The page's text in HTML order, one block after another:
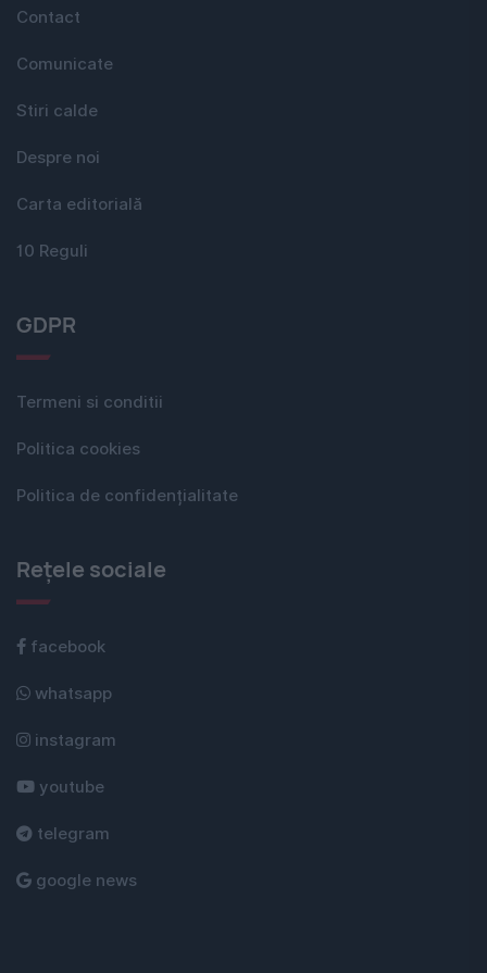
Contact
Comunicate
Stiri calde
Despre noi
Carta editorială
10 Reguli
GDPR
Termeni si conditii
Politica cookies
Politica de confidențialitate
Rețele sociale
facebook
whatsapp
instagram
youtube
telegram
google news